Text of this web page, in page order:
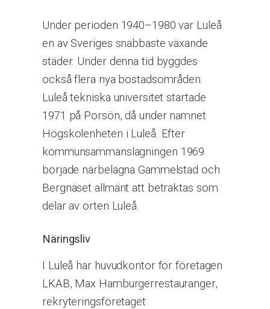
Under perioden 1940–1980 var Luleå
en av Sveriges snabbaste växande
städer. Under denna tid byggdes
också flera nya bostadsområden.
Luleå tekniska universitet startade
1971 på Porsön, då under namnet
Högskolenheten i Luleå. Efter
kommunsammanslagningen 1969
började närbelägna Gammelstad och
Bergnäset allmänt att betraktas som
delar av orten Luleå.
Näringsliv
I Luleå har huvudkontor för företagen
LKAB, Max Hamburgerrestauranger,
rekryteringsföretaget